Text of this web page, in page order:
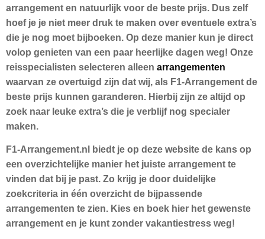
arrangement en natuurlijk voor de beste prijs. Dus zelf
hoef je je niet meer druk te maken over eventuele extra’s
die je nog moet bijboeken. Op deze manier kun je direct
volop genieten van een paar heerlijke dagen weg! Onze
reisspecialisten selecteren alleen arrangementen
waarvan ze overtuigd zijn dat wij, als F1-Arrangement de
beste prijs kunnen garanderen. Hierbij zijn ze altijd op
zoek naar leuke extra’s die je verblijf nog specialer
maken.
F1-Arrangement.nl biedt je op deze website de kans op
een overzichtelijke manier het juiste arrangement te
vinden dat bij je past. Zo krijg je door duidelijke
zoekcriteria in één overzicht de bijpassende
arrangementen te zien. Kies en boek hier het gewenste
arrangement en je kunt zonder vakantiestress weg!